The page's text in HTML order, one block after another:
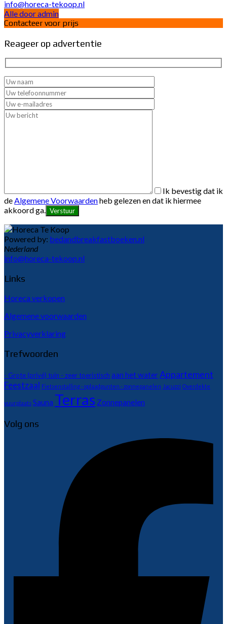
info@horeca-tekoop.nl
Alle door admin
Contacteer voor prijs
Reageer op advertentie
Ik bevestig dat ik
deAlgemene Voorwaardenheb gelezen en dat ik hiermee
akkoord ga.
Powered by: bedandbreakfastboeken.nl
Nederland
info@horeca-tekoop.nl
Links
Horeca verkopen
Algemene voorwaarden
Privacyverklaring
Trefwoorden
- Grote (privé) tuin - zeer toeristisch aan het waterAppartement
Feestzaal Fietsenstalling - oplaadpunten - zonnepanelen Jacuzzi Overdekte
vuurplaats Sauna Terras Zonnepanelen
Volg ons